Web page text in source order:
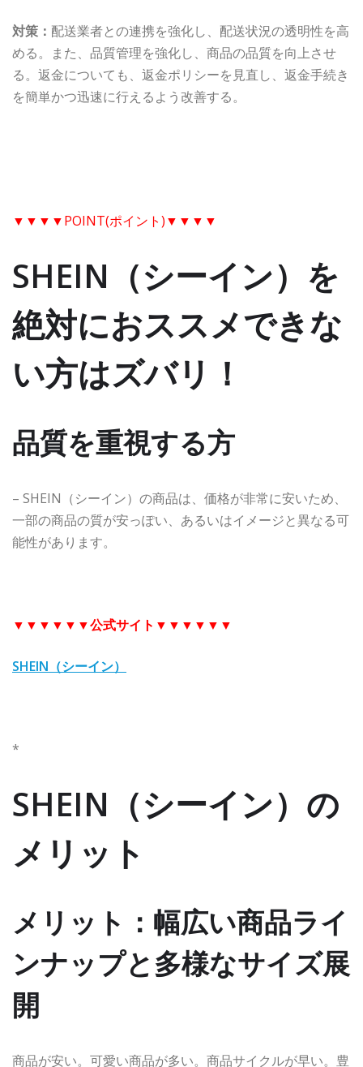
対策： 配送業者との連携を強化し、配送状況の透明性を高
める。また、品質管理を強化し、商品の品質を向上させ
る。返金についても、返金ポリシーを見直し、返金手続き
を簡単かつ迅速に行えるよう改善する。
▼▼▼▼POINT(ポイント)▼▼▼▼
SHEIN（シーイン）を
絶対におススメできな
い方はズバリ！
品質を重視する方
– SHEIN（シーイン）の商品は、価格が非常に安いため、
一部の商品の質が安っぽい、あるいはイメージと異なる可
能性があります。
▼▼▼▼▼▼公式サイト ▼▼▼▼▼▼
SHEIN（シーイン）
*
SHEIN（シーイン）の
メリット
メリット：幅広い商品ライ
ンナップと多様なサイズ展
開
商品が安い。可愛い商品が多い。商品サイクルが早い。豊